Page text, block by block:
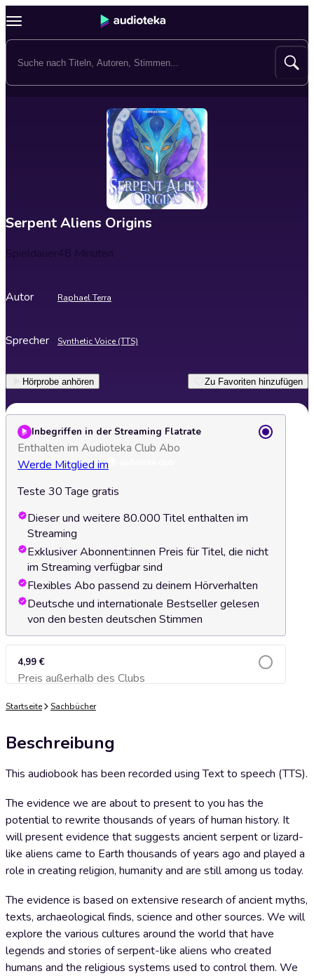
Serpent Aliens Origins
Spieldauer48 Minuten
Autor Raphael Terra
Sprecher Synthetic Voice (TTS)
Hörprobe anhören Zu Favoriten hinzufügen
Inbegriffen in der Streaming Flatrate
Enthalten im Audioteka Club Abo
Werde Mitglied im
Teste 30 Tage gratis
Dieser und weitere 80.000 Titel enthalten im
Streaming
Exklusiver Abonnent:innen Preis für Titel, die nicht
im Streaming verfügbar sind
Flexibles Abo passend zu deinem Hörverhalten
Deutsche und internationale Bestseller gelesen
von den besten deutschen Stimmen
4,99 €
Preis außerhalb des ClubsZum Warenkorb hinzufügen
Startseite Sachbücher
Beschreibung
This audiobook has been recorded using Text to speech (TTS).
The evidence we are about to present to you has the
potential to rewrite thousands of years of human history. It
will present evidence that suggests ancient serpent or lizard-
like aliens came to Earth thousands of years ago and played a
role in creating religion, humanity and are still among us today.
The evidence is based on extensive research of ancient myths,
texts, archaeological finds, science and other sources. We will
explore the various cultures around the world that have
legends and stories of serpent-like aliens who created
humans and the religious systems used to control them. We